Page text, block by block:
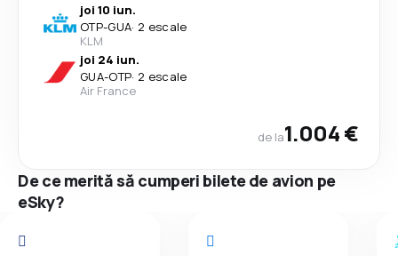
joi 10 iun.
OTP-GUA· 2 escale
KLM
joi 24 iun.
GUA-OTP· 2 escale
Air France
de la1.004 €
De ce merită să cumperi bilete de avion pe
eSky?